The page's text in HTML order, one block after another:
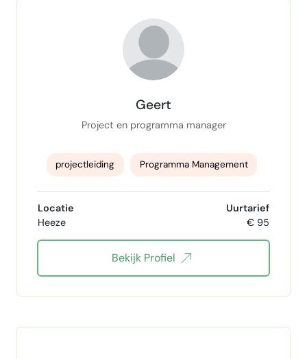
Geert
Project en programma manager
projectleiding Programma Management
Locatie
Heeze
Uurtarief
€ 95
Bekijk Profiel